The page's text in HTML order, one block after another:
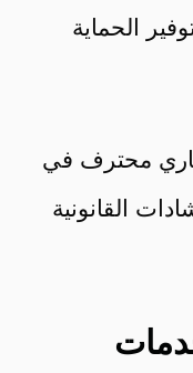
الحماية
محترف في
القانونية